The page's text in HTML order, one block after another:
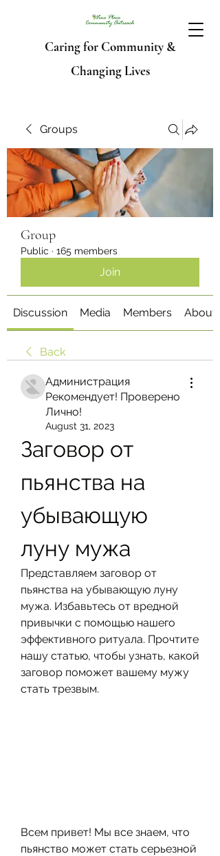
Caring for Community &
Changing Lives
Groups
Group
Public · 165 members
Join
Discussion Media Members About
Back
Администрация
Рекомендует! Проверено
Лично!
August 31, 2023
Заговор от
пьянства на
убывающую
луну мужа
Представляем заговор от
пьянства на убывающую луну
мужа. Избавьтесь от вредной
привычки с помощью нашего
эффективного ритуала. Прочтите
нашу статью, чтобы узнать, какой
заговор поможет вашему мужу
стать трезвым.
Всем привет! Мы все знаем, что
пьянство может стать серьезной